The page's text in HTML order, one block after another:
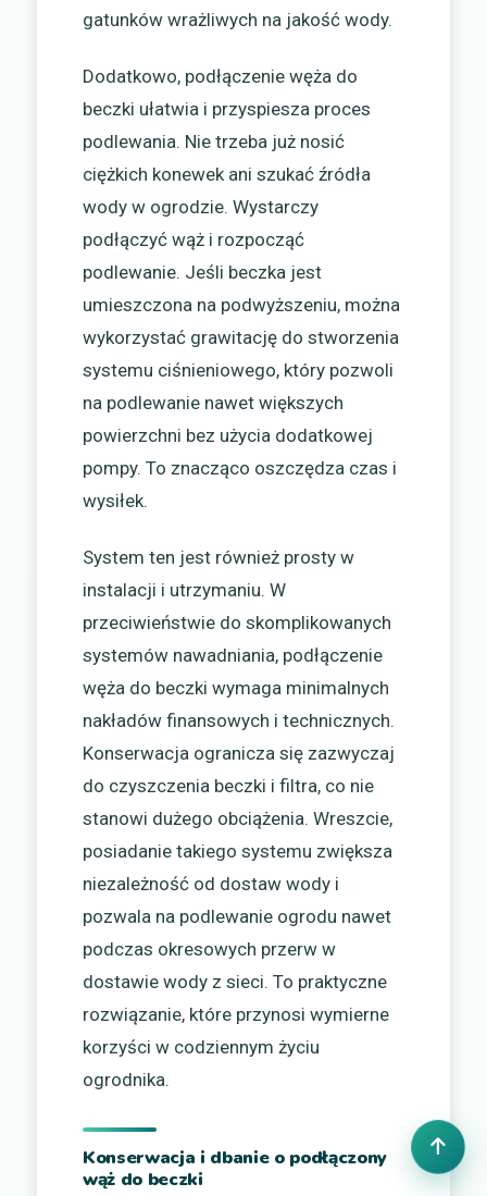
gatunków wrażliwych na jakość wody.
Dodatkowo, podłączenie węża do
beczki ułatwia i przyspiesza proces
podlewania. Nie trzeba już nosić
ciężkich konewek ani szukać źródła
wody w ogrodzie. Wystarczy
podłączyć wąż i rozpocząć
podlewanie. Jeśli beczka jest
umieszczona na podwyższeniu, można
wykorzystać grawitację do stworzenia
systemu ciśnieniowego, który pozwoli
na podlewanie nawet większych
powierzchni bez użycia dodatkowej
pompy. To znacząco oszczędza czas i
wysiłek.
System ten jest również prosty w
instalacji i utrzymaniu. W
przeciwieństwie do skomplikowanych
systemów nawadniania, podłączenie
węża do beczki wymaga minimalnych
nakładów finansowych i technicznych.
Konserwacja ogranicza się zazwyczaj
do czyszczenia beczki i filtra, co nie
stanowi dużego obciążenia. Wreszcie,
posiadanie takiego systemu zwiększa
niezależność od dostaw wody i
pozwala na podlewanie ogrodu nawet
podczas okresowych przerw w
dostawie wody z sieci. To praktyczne
rozwiązanie, które przynosi wymierne
korzyści w codziennym życiu
ogrodnika.
Konserwacja i dbanie o podłączony
wąż do beczki